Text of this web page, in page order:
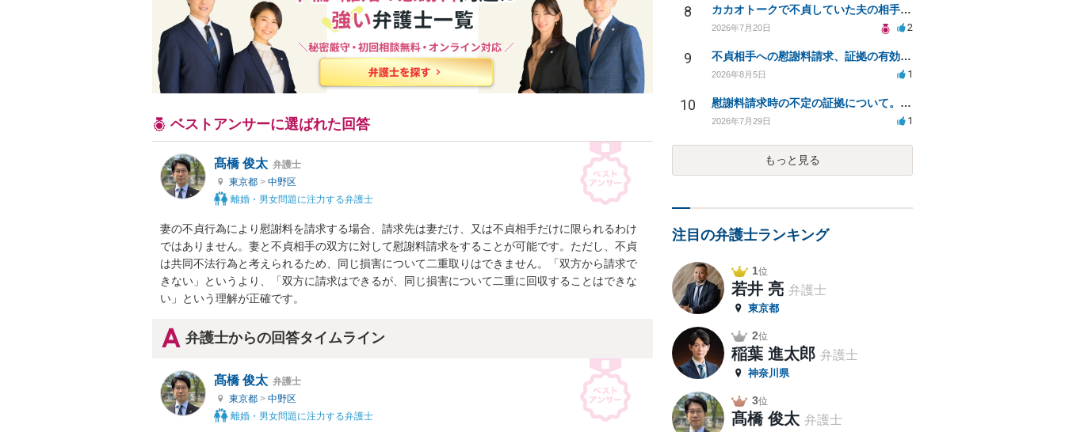
ベストアンサーに選ばれた回答
髙橋 俊太 弁護士
東京都 > 中野区
離婚・男女問題に注力する弁護士
妻の不貞行為により慰謝料を請求する場合、請求先は妻だけ、又は不貞相手だけに限られるわけ
ではありません。妻と不貞相手の双方に対して慰謝料請求をすることが可能です。ただし、不貞
は共同不法行為と考えられるため、同じ損害について二重取りはできません。「双方から請求で
きない」というより、「双方に請求はできるが、同じ損害について二重に回収することはできな
い」という理解が正確です。
弁護士からの回答タイムライン
髙橋 俊太 弁護士
東京都 > 中野区
離婚・男女問題に注力する弁護士
8 カカオトークで不貞していた夫の相手を特定したい
2026年7月20日 2
9 不貞相手への慰謝料請求、証拠の有効性と対応方法は？
2026年8月5日 1
10 慰謝料請求時の不定の証拠について。効力があるのか知りたい。
2026年7月29日 1
もっと見る
注目の弁護士ランキング
1位
若井 亮 弁護士
東京都
2位
稲葉 進太郎 弁護士
神奈川県
3位
髙橋 俊太 弁護士